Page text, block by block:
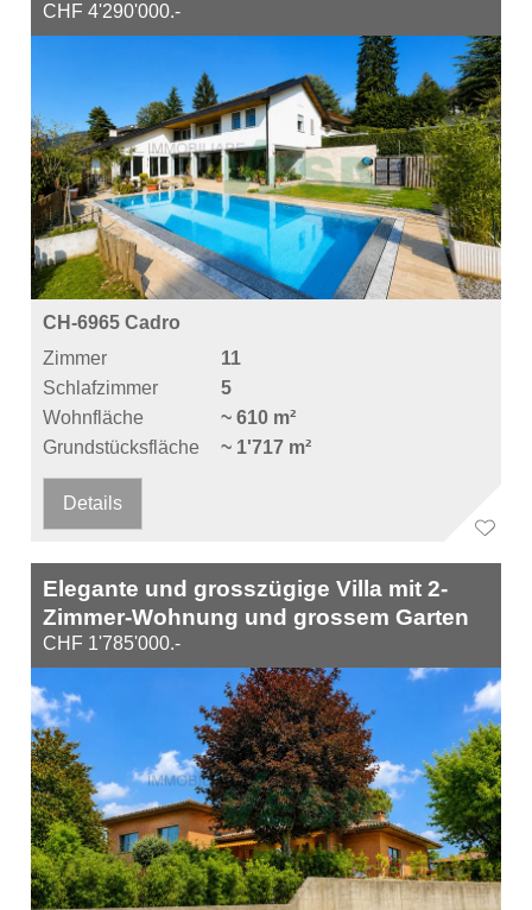
CHF 4'290'000.-
CH-6965 Cadro
Zimmer
11
Schlafzimmer
5
Wohnfläche
~ 610 m²
Grundstücksfläche
~ 1'717 m²
Details
Elegante und grosszügige Villa mit 2-
Zimmer-Wohnung und grossem Garten
CHF 1'785'000.-